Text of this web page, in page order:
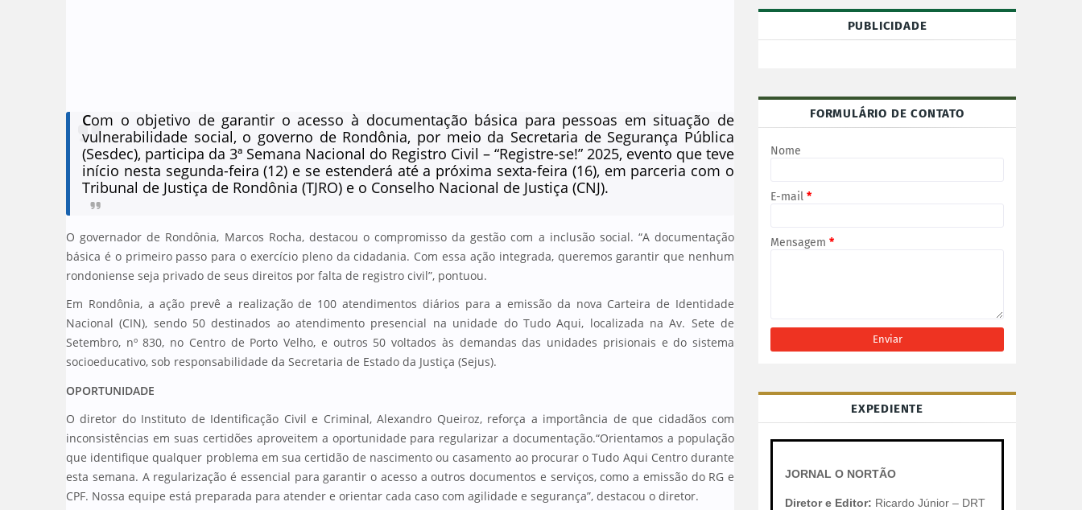
Com o objetivo de garantir o acesso à documentação básica para pessoas em situação de
vulnerabilidade social, o governo de Rondônia, por meio da Secretaria de Segurança Pública
(Sesdec), participa da 3ª Semana Nacional do Registro Civil – “Registre-se!” 2025, evento que teve
início nesta segunda-feira (12) e se estenderá até a próxima sexta-feira (16), em parceria com o
Tribunal de Justiça de Rondônia (TJRO) e o Conselho Nacional de Justiça (CNJ).
O governador de Rondônia, Marcos Rocha, destacou o compromisso da gestão com a inclusão social. “A documentação
básica é o primeiro passo para o exercício pleno da cidadania. Com essa ação integrada, queremos garantir que nenhum
rondoniense seja privado de seus direitos por falta de registro civil”, pontuou.
Em Rondônia, a ação prevê a realização de 100 atendimentos diários para a emissão da nova Carteira de Identidade
Nacional (CIN), sendo 50 destinados ao atendimento presencial na unidade do Tudo Aqui, localizada na Av. Sete de
Setembro, nº 830, no Centro de Porto Velho, e outros 50 voltados às demandas das unidades prisionais e do sistema
socioeducativo, sob responsabilidade da Secretaria de Estado da Justiça (Sejus).
OPORTUNIDADE
O diretor do Instituto de Identificação Civil e Criminal, Alexandro Queiroz, reforça a importância de que cidadãos com
inconsistências em suas certidões aproveitem a oportunidade para regularizar a documentação.“Orientamos a população
que identifique qualquer problema em sua certidão de nascimento ou casamento ao procurar o Tudo Aqui Centro durante
esta semana. A regularização é essencial para garantir o acesso a outros documentos e serviços, como a emissão do RG e
CPF. Nossa equipe está preparada para atender e orientar cada caso com agilidade e segurança”, destacou o diretor.
PUBLICIDADE
FORMULÁRIO DE CONTATO
Nome
E-mail *
Mensagem *
EXPEDIENTE
JORNAL O NORTÃO
Diretor e Editor: Ricardo Júnior – DRT